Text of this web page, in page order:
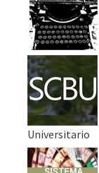
Universitario